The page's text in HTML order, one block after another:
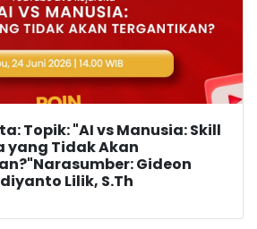
Topik: "AI vs Manusia: Skill
yang Tidak Akan
Gideon
Lilik, S.Th